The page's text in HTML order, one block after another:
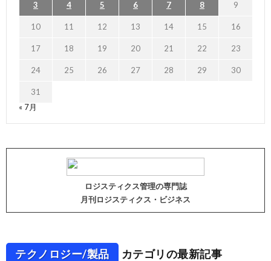
3 4 5 6 7 8 9
10 11 12 13 14 15 16
17 18 19 20 21 22 23
24 25 26 27 28 29 30
31
« 7月
ロジスティクス管理の専門誌
月刊ロジスティクス・ビジネス
テクノロジー/製品 カテゴリの最新記事